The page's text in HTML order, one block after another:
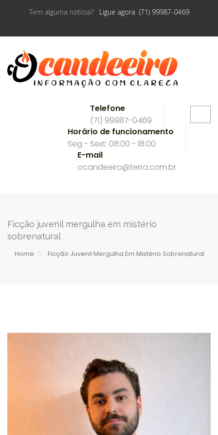
Tem alguma notícia? Ligue agora (71) 99987-0469
Telefone
(71) 99987-0469
Horário de funcionamento
Seg - Sext: 08:00 - 18:00
E-mail
ocandeeiro@terra.com.br
Ficção juvenil mergulha em mistério
sobrenatural
Home Ficção Juvenil Mergulha Em Mistério Sobrenatural